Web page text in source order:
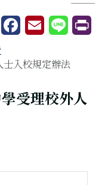
⏸
入校規定辦法
受理校外人